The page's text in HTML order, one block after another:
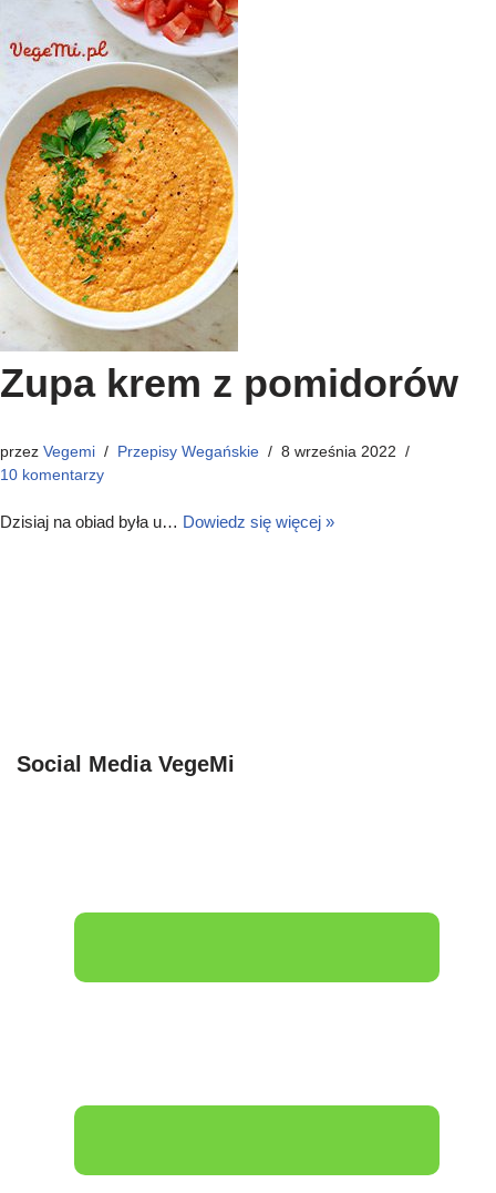
Zupa krem z pomidorów
przez Vegemi Przepisy Wegańskie
8 września 2022
10 komentarzy
Dzisiaj na obiad była u… Dowiedz się więcej »
Social Media VegeMi